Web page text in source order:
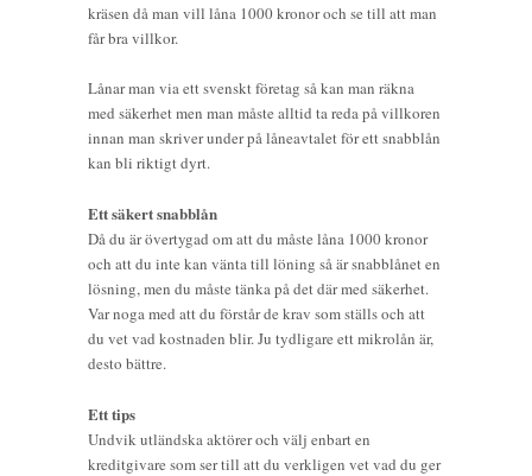
kräsen då man vill låna 1000 kronor och se till att man
får bra villkor.
Lånar man via ett svenskt företag så kan man räkna
med säkerhet men man måste alltid ta reda på villkoren
innan man skriver under på låneavtalet för ett snabblån
kan bli riktigt dyrt.
Ett säkert snabblån
Då du är övertygad om att du måste låna 1000 kronor
och att du inte kan vänta till löning så är snabblånet en
lösning, men du måste tänka på det där med säkerhet.
Var noga med att du förstår de krav som ställs och att
du vet vad kostnaden blir. Ju tydligare ett mikrolån är,
desto bättre.
Ett tips
Undvik utländska aktörer och välj enbart en
kreditgivare som ser till att du verkligen vet vad du ger